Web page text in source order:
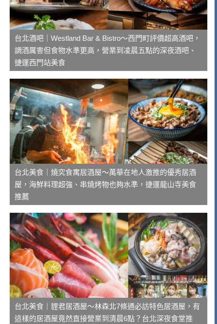
台北酒吧｜Westland Bar & Bistro～西門町評價超高酒吧，
調酒厲害但食物水準更高，營業到凌晨五點的深夜酒吧、
捷運西門站美食
台北美食｜燒究食寓居酒屋～萬華在地人激推的優秀居酒
屋，海鮮料理超強、串燒烤物也夠水準，捷運龍山寺美食
推薦
台北美食｜貍君居酒屋～林森北7條通必訪特色居酒屋，有
這樣的居酒屋竟然直接營業到清晨6點？台北深夜食堂推